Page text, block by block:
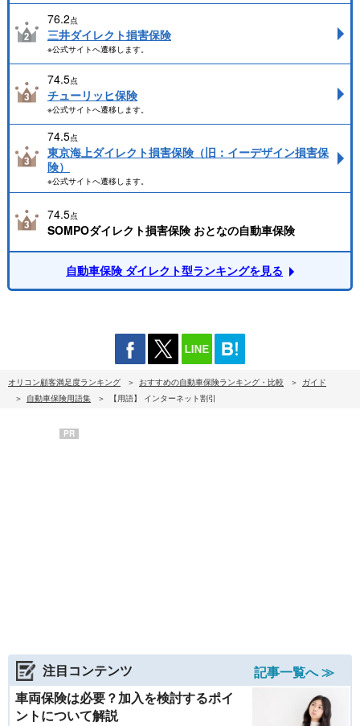
76.2点
三井ダイレクト損害保険
※公式サイトへ遷移します。
74.5点
チューリッヒ保険
※公式サイトへ遷移します。
74.5点
東京海上ダイレクト損害保険（旧：イーデザイン損害保
険）
※公式サイトへ遷移します。
74.5点
SOMPOダイレクト損害保険 おとなの自動車保険
自動車保険 ダイレクト型ランキングを見る
オリコン顧客満足度ランキング おすすめの自動車保険ランキング・比較
ガイド
自動車保険用語集
【用語】 インターネット割引
PR
注目コンテンツ
記事一覧へ ≫
車両保険は必要？加入を検討するポイ
ントについて解説